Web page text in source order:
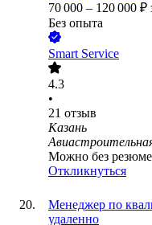
70 000 – 120 000 ₽
Без опыта
Smart Service
4.3
•
21 отзыв
Казань
Можно без резюме
Откликнуться
Менеджер по
удаленно